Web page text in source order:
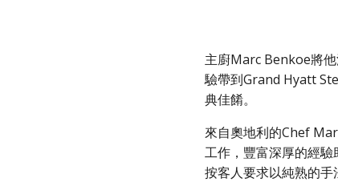
主廚Marc Benkoe將
驗帶到Grand Hyatt
典佳餚。
來自奧地利的Chef
工作，豐富深厚的經
按客人要求以純熟的